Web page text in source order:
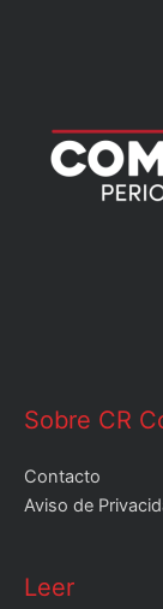
Sobre CR
Contacto
Aviso de
Leer
Leer